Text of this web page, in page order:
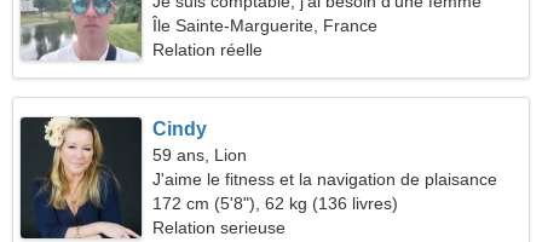
pleine d'esprit
Île Sainte-Marguerite, France
Relation réelle
Cindy
59 ans, Lion
J'aime le fitness et la navigation de plaisance
172 cm (5'8"), 62 kg (136 livres)
Relation serieuse